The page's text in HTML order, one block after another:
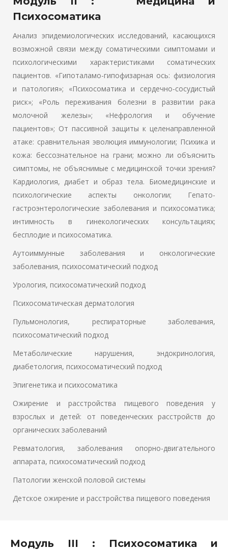
Психосоматика
Анализ эпидемиологических исследований, касающихся
возможной связи между соматическими симптомами и
психологическими характеристиками соматических
пациентов. «Гипоталамо-гипофизарная ось: физиология
и патология»; «Психосоматика и сердечно-сосудистый
риск»; «Роль переживания болезни в развитии рака
молочной железы»; «Нефрология и обучение
пациентов»; От пассивной защиты к целенаправленной
атаке: сравнительная эволюция иммунологии; Психика и
кожа: бессознательное на грани; можно ли объяснить
симптомы, не объяснимые с медицинской точки зрения?
Кардиология, диабет и образ тела. Биомедицинские и
психологические аспекты онкологии; Гепато-
гастроэнтерологические заболевания и психосоматика;
интимность в гинекологических консультациях;
бесплодие и психосоматика.
Аутоиммунные заболевания и онкологические
заболевания, психосоматический подход
Урология, психосоматический подход
Психосоматическая дерматология
Пульмонология, респираторные заболевания,
психосоматический подход
Метаболические нарушения, эндокринология,
диабетология, психосоматический подход
Эпигенетика и психосоматика
Ожирение и расстройства пищевого поведения у
взрослых и детей: от поведенческих расстройств до
органических заболеваний
Ревматология, заболевания опорно-двигательного
аппарата, психосоматический подход
Патологии женской половой системы
Детское ожирение и расстройства пищевого поведения
Модуль III : Психосоматика и